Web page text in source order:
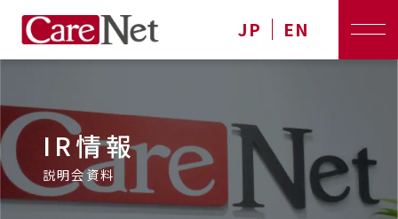
JP EN
IR情報
説明会資料